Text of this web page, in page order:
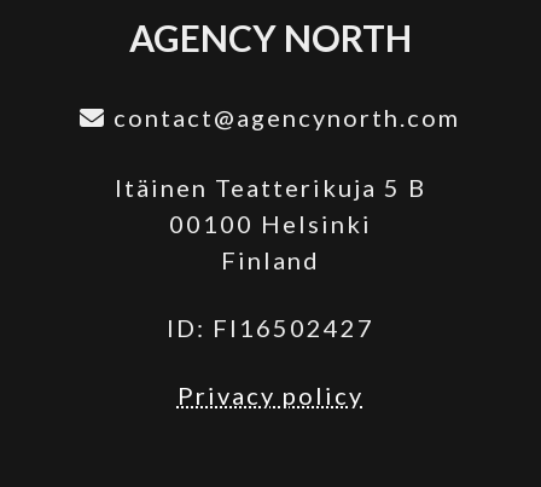
AGENCY NORTH
contact@agencynorth.com
Itäinen Teatterikuja 5 B
00100 Helsinki
Finland
ID: FI16502427
Privacy policy